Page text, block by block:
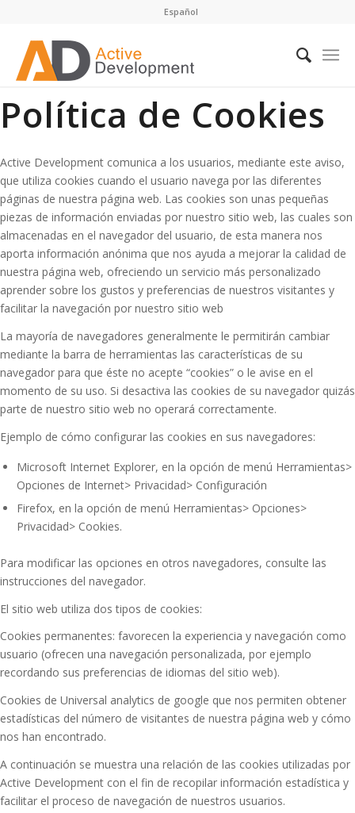
Español
Política de Cookies
Active Development comunica a los usuarios, mediante este aviso,
que utiliza cookies cuando el usuario navega por las diferentes
páginas de nuestra página web. Las cookies son unas pequeñas
piezas de información enviadas por nuestro sitio web, las cuales son
almacenadas en el navegador del usuario, de esta manera nos
aporta información anónima que nos ayuda a mejorar la calidad de
nuestra página web, ofreciendo un servicio más personalizado
aprender sobre los gustos y preferencias de nuestros visitantes y
facilitar la navegación por nuestro sitio web
La mayoría de navegadores generalmente le permitirán cambiar
mediante la barra de herramientas las características de su
navegador para que éste no acepte “cookies” o le avise en el
momento de su uso. Si desactiva las cookies de su navegador quizás
parte de nuestro sitio web no operará correctamente.
Ejemplo de cómo configurar las cookies en sus navegadores:
Microsoft Internet Explorer, en la opción de menú Herramientas>
Opciones de Internet> Privacidad> Configuración
Firefox, en la opción de menú Herramientas> Opciones>
Privacidad> Cookies.
Para modificar las opciones en otros navegadores, consulte las
instrucciones del navegador.
El sitio web utiliza dos tipos de cookies:
Cookies permanentes: favorecen la experiencia y navegación como
usuario (ofrecen una navegación personalizada, por ejemplo
recordando sus preferencias de idiomas del sitio web).
Cookies de Universal analytics de google que nos permiten obtener
estadísticas del número de visitantes de nuestra página web y cómo
nos han encontrado.
A continuación se muestra una relación de las cookies utilizadas por
Active Development con el fin de recopilar información estadística y
facilitar el proceso de navegación de nuestros usuarios.